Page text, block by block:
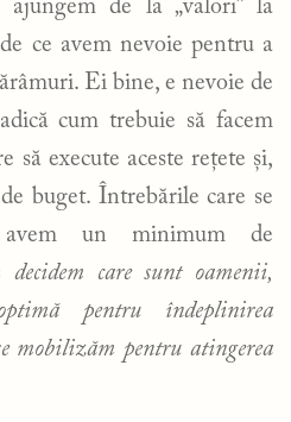
de la „valori” la
ce avem nevoie pentru a
Ei bine, e nevoie de
cum trebuie să facem
să execute aceste rețete și,
buget. Întrebările care se
un minimum de
decidem care sunt oamenii,
pentru îndeplinirea
mobilizăm pentru atingerea